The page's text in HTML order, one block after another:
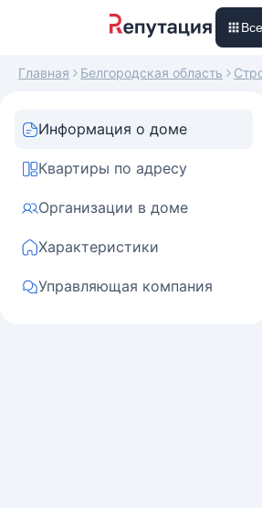
Главная Белгородская область
Информация о доме
Квартиры по адресу
Организации в доме
Характеристики
Управляющая компания